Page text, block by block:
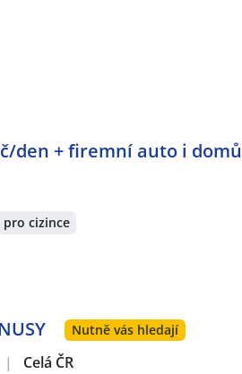
den + firemní auto i
cizince
Nutně vás hledají
| Celá ČR